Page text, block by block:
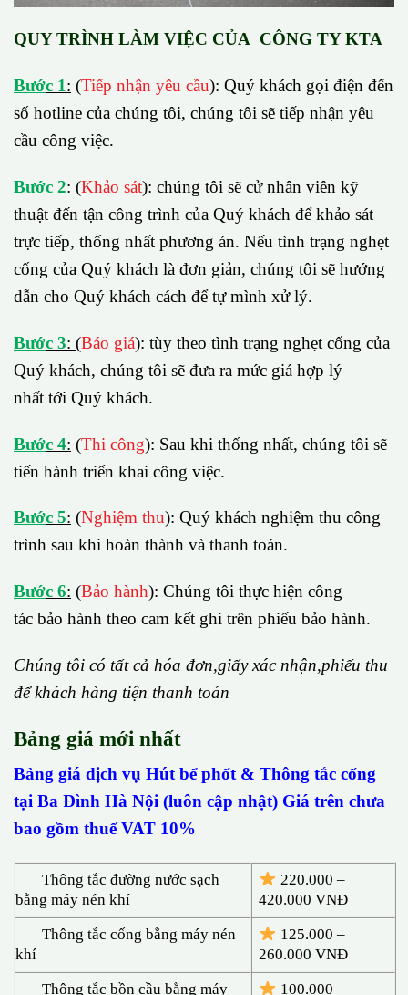
QUY TRÌNH LÀM VIỆC CỦA CÔNG TY KTA
Bước 1: (Tiếp nhận yêu cầu): Quý khách gọi điện đến
số hotline của chúng tôi, chúng tôi sẽ tiếp nhận yêu
cầu công việc.
Bước 2: (Khảo sát): chúng tôi sẽ cử nhân viên kỹ
thuật đến tận công trình của Quý khách để khảo sát
trực tiếp, thống nhất phương án. Nếu tình trạng nghẹt
cống của Quý khách là đơn giản, chúng tôi sẽ hướng
dẫn cho Quý khách cách để tự mình xử lý.
Bước 3: (Báo giá): tùy theo tình trạng nghẹt cống của
Quý khách, chúng tôi sẽ đưa ra mức giá hợp lý
nhất tới Quý khách.
Bước 4: (Thi công): Sau khi thống nhất, chúng tôi sẽ
tiến hành triển khai công việc.
Bước 5: (Nghiệm thu): Quý khách nghiệm thu công
trình sau khi hoàn thành và thanh toán.
Bước 6: (Bảo hành): Chúng tôi thực hiện công
tác bảo hành theo cam kết ghi trên phiếu bảo hành.
Chúng tôi có tất cả hóa đơn,giấy xác nhận,phiếu thu
đểkhách hàng tiện thanh toán
Bảng giá mới nhất
Bảng giá dịch vụ Hút bể phốt & Thông tắc cống
tại Ba Đình Hà Nội (luôn cập nhật) Giá trên chưa
bao gồm thuế VAT 10%
Thông tắc đường nước sạch
bằng máy nén khí
220.000 –
420.000 VNĐ
Thông tắc cống bằng máy nén
khí
125.000 –
260.000 VNĐ
Thông tắc bồn cầu bằng máy
100.000 –